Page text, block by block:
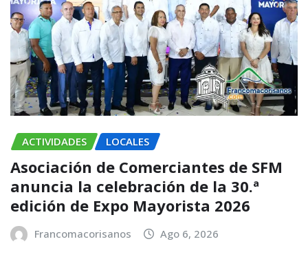
ACTIVIDADES LOCALES
Asociación de Comerciantes de SFM
anuncia la celebración de la 30.ª
edición de Expo Mayorista 2026
Francomacorisanos Ago 6, 2026